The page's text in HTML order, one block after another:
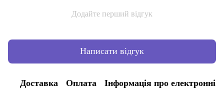
Додайте перший відгук
Написати відгук
Доставка Оплата Інформація про електронні